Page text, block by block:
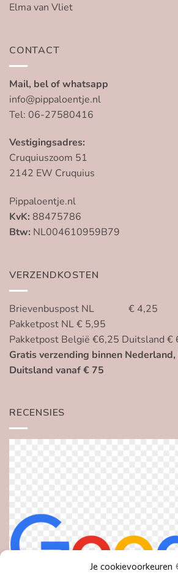
Je cookievoorkeuren
Elma van Vliet
CONTACT
Mail, bel of whatsapp
info@pippaloentje.nl
Tel: 06-27580416
Vestigingsadres:
Cruquiuszoom 51
2142 EW Cruquius
Pippaloentje.nl
KvK: 88475786
Btw: NL004610959B79
VERZENDKOSTEN
Brievenbuspost NL € 4,25
Pakketpost NL € 5,95
Pakketpost België €6,25 Duitsland €
Gratis verzending binnen
Duitsland vanaf € 75
RECENSIES